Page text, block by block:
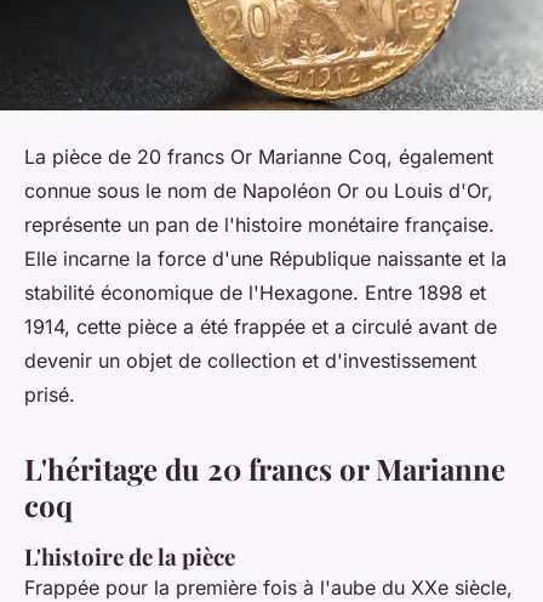
La pièce de 20 francs Or Marianne Coq, également
connue sous le nom de Napoléon Or ou Louis d'Or,
représente un pan de l'histoire monétaire française.
Elle incarne la force d'une République naissante et la
stabilité économique de l'Hexagone. Entre 1898 et
1914, cette pièce a été frappée et a circulé avant de
devenir un objet de collection et d'investissement
prisé.
L'héritage du 20 francs or Marianne
coq
L'histoire de la pièce
Frappée pour la première fois à l'aube du XXe siècle,